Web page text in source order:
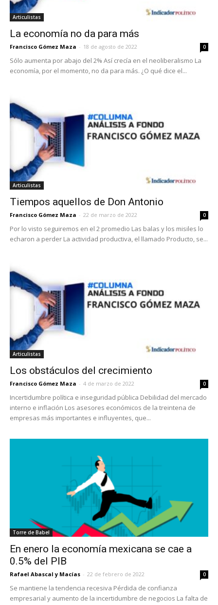
Articulistas
La economía no da para más
Francisco Gómez Maza - 18 de agosto de 2022 0
Sólo aumenta por abajo del 2% Así crecía en el neoliberalismo La
economía, por el momento, no da para más. ¿O qué dice el...
Articulistas
Tiempos aquellos de Don Antonio
Francisco Gómez Maza - 22 de marzo de 2022 0
Por lo visto seguiremos en el 2 promedio Las balas y los misiles lo
echaron a perder La actividad productiva, el llamado Producto, se...
Articulistas
Los obstáculos del crecimiento
Francisco Gómez Maza - 4 de marzo de 2022 0
Incertidumbre política e inseguridad pública Debilidad del mercado
interno e inflación Los asesores económicos de la treintena de
empresas más importantes e influyentes, que...
Torre de Babel
En enero la economía mexicana se cae a
0.5% del PIB
Rafael Abascal y Macías - 22 de febrero de 2022 0
Se mantiene la tendencia recesiva Pérdida de confianza
empresarial y aumento de la incertidumbre de negocios La falta de